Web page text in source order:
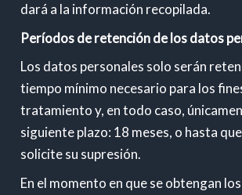
dará a la información recopilada.
Períodos de retención de los datos
Los datos personales solo serán
tiempo mínimo necesario para los
tratamiento y, en todo caso,
siguiente plazo: 18 meses, o hasta
solicite su supresión.
En el momento en que se obtengan